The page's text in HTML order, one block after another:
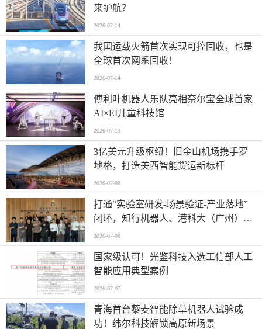
来护航？
2026-07-14
我国运载火箭首次实现可控回收，也是
全球首次网系回收！
2026-07-14
傅利叶机器人乐队亮相奈尔宝全球首家
AI×EI儿童科技馆
2026-07-13
​3亿美元升级枢纽！旧金山机场携手罗
地格，打造美西智能货运新标杆
2026-07-08
打通“实验室研发-场景验证-产业落地”
闭环，知行机器人、港科大（广州）、
北京粤电三方联合解锁城市服务机器人
规模化应用
2026-07-08
国家级认可！光鉴科技入选工信部人工
智能应用典型案例
2026-07-07
青海首台藜麦智能除草机器人试验成
功！纬尔科技解锁高原新场景